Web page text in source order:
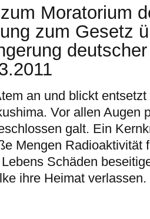
Moratorium
zum Gesetz
an und blickt
Vor allen Augen
galt. Ein
Mengen Radioaktivität
Schäden
ihre Heimat